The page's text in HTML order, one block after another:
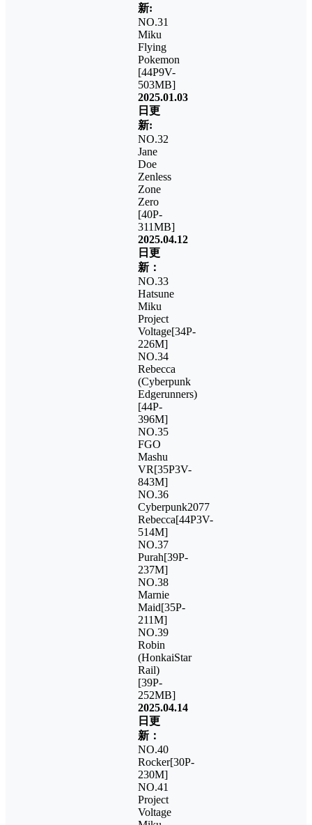
新:
NO.31
Miku
Flying
Pokemon
[44P9V-
503MB]
2025.01.03
日更
新:
NO.32
Jane
Doe
Zenless
Zone
Zero
[40P-
311MB]
2025.04.12
日更
新：
NO.33
Hatsune
Miku
Project
Voltage[34P-
226M]
NO.34
Rebecca
(Cyberpunk
Edgerunners)
[44P-
396M]
NO.35
FGO
Mashu
VR[35P3V-
843M]
NO.36
Cyberpunk2077
Rebecca[44P3V-
514M]
NO.37
Purah[39P-
237M]
NO.38
Marnie
Maid[35P-
211M]
NO.39
Robin
(HonkaiStar
Rail)
[39P-
252MB]
2025.04.14
日更
新：
NO.40
Rocker[30P-
230M]
NO.41
Project
Voltage